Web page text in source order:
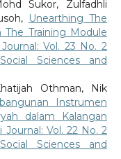
Sukor, Zulfadhli
Unearthing The
The Training Module
Journal: Vol. 23 No. 2
Sciences and
Othman, Nik
Instrumen
dalam Kalangan
Journal: Vol. 22 No. 2
Sciences and